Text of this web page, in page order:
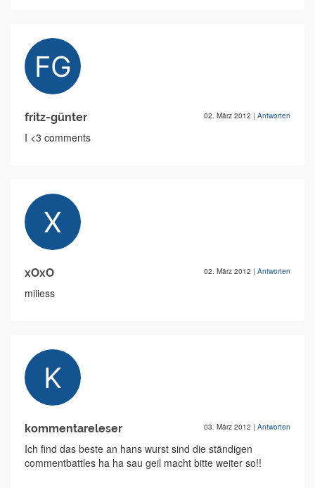
fritz-günter 02. März 2012 | Antworten
I <3 comments
xOxO 02. März 2012 | Antworten
miiiess
kommentareleser 03. März 2012 | Antworten
Ich find das beste an hans wurst sind die ständigen
commentbattles ha ha sau geil macht bitte weiter so!!